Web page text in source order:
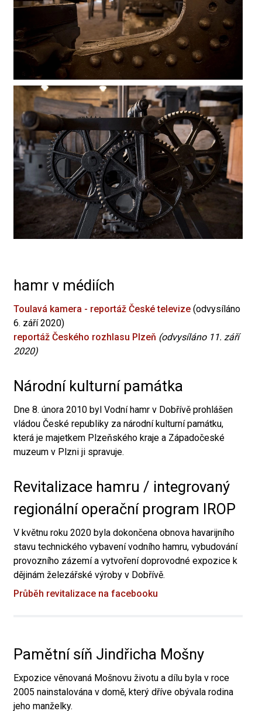
hamr v médiích
Toulavá kamera - reportáž České televize (odvysíláno
6. září 2020)
reportáž Českého rozhlasu Plzeň (odvysíláno 11. září
2020)
Národní kulturní památka
Dne 8. února 2010 byl Vodní hamr v Dobřívě prohlášen
vládou České republiky za národní kulturní památku,
která je majetkem Plzeňského kraje a Západočeské
muzeum v Plzni ji spravuje.
Revitalizace hamru / integrovaný
regionální operační program IROP
V květnu roku 2020 byla dokončena obnova havarijního
stavu technického vybavení vodního hamru, vybudování
provozního zázemí a vytvoření doprovodné expozice k
dějinám železářské výroby v Dobřívě.
Průběh revitalizace na facebooku
Pamětní síň Jindřicha Mošny
Expozice věnovaná Mošnovu životu a dílu byla v roce
2005 nainstalována v domě, který dříve obývala rodina
jeho manželky.